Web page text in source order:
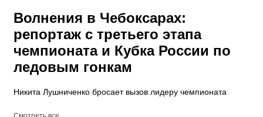
Волнения в Чебоксарах:
репортаж с третьего этапа
чемпионата и Кубка России по
ледовым гонкам
Никита Лушниченко бросает вызов лидеру чемпионата